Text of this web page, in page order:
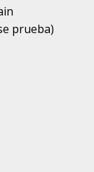
prueba)